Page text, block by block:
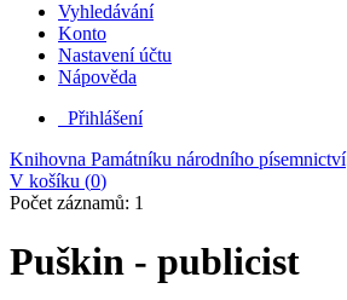
Vyhledávání
Konto
Nastavení účtu
Nápověda
Přihlášení
Knihovna Památníku národního písemnictví
V košíku (0)
Počet záznamů: 1
Puškin - publicist